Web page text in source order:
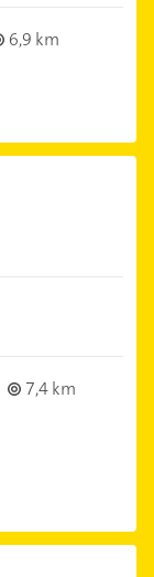
6,9 km
7,4 km